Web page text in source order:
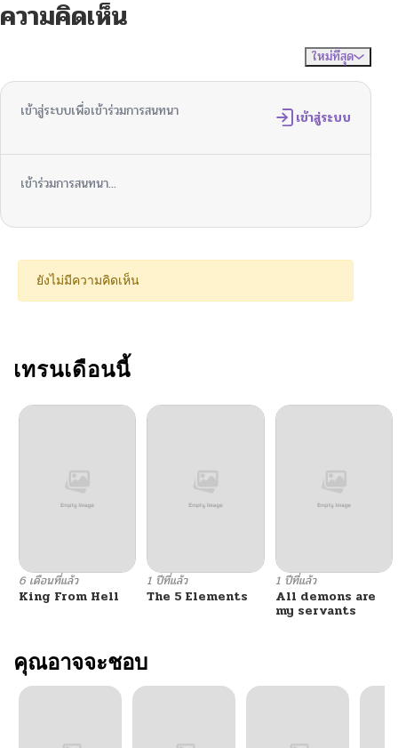
ตอนที่ 33
05/13/2026
ตอนที่ 31 05/13/2026
04/06/2026
ตอนที่ 28 04/06/2026
ตอนที่ 26
ตอนที่ 25
ตอนที่ 23 02/24/2026
ตอนที่ 22
ตอนที่ 21 02/07/2026
ตอนที่ 20
ความคิดเห็น
ใหม่ที่สุด
เข้าสู่ระบบเพื่อเข้าร่วมการสนทนา เข้าสู่ระบบ
เข้าร่วมการสนทนา...
ยังไม่มีความคิดเห็น
เทรนเดือนนี้
6 เดือนที่แล้ว
King From Hell
1 ปีที่แล้ว
The 5 Elements
1 ปีที่แล้ว
All demons are
my servants
คุณอาจจะชอบ